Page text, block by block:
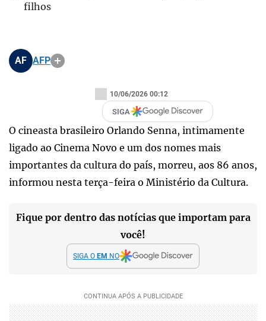
filhos
AF AFP
10/06/2026 00:12
SIGA
O cineasta brasileiro Orlando Senna, intimamente
ligado ao Cinema Novo e um dos nomes mais
importantes da cultura do país, morreu, aos 86 anos,
informou nesta terça-feira o Ministério da Cultura.
Fique por dentro das notícias que importam para
você!
SIGA O EM NO